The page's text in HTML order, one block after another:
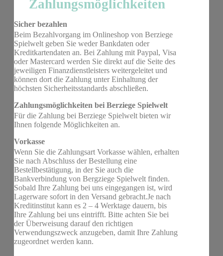
Zahlungsmöglichkeiten
Sicher bezahlen
Beim Bezahlvorgang im Onlineshop von Berziege
Spielwelt geben Sie weder Bankdaten oder
Kreditkartendaten an. Bei Zahlung mit Paypal, Visa
oder Mastercard werden Sie direkt auf die Seite des
jeweiligen Finanzdienstleisters weitergeleitet und
können dort die Zahlung unter Einhaltung der
höchsten Sicherheitsstandards abschließen.
Zahlungsmöglichkeiten bei Berziege Spielwelt
Für die Zahlung bei Berziege Spielwelt bieten wir
Ihnen folgende Möglichkeiten an.
Vorkasse
Wenn Sie die Zahlungsart Vorkasse wählen, erhalten
Sie nach Abschluss der Bestellung eine
Bestellbestätigung, in der Sie auch die
Bankverbindung von Bergziege Spielwelt finden.
Sobald Ihre Zahlung bei uns eingegangen ist, wird
Lagerware sofort in den Versand gebracht.Je nach
Kreditinstitut kann es 2 – 4 Werktage dauern, bis
Ihre Zahlung bei uns eintrifft. Bitte achten Sie bei
der Überweisung darauf den richtigen
Verwendungszweck anzugeben, damit Ihre Zahlung
zugeordnet werden kann.